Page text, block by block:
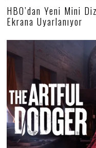
HBO’dan Yeni Mini
Ekrana Uyarlanıyor